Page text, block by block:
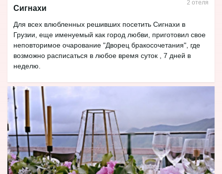
Сигнахи
2 отеля
Для всех влюбленных решивших посетить Сигнахи в
Грузии, еще именуемый как город любви, приготовил свое
неповторимое очарование "Дворец бракосочетания", где
возможно расписаться в любое время суток , 7 дней в
неделю.